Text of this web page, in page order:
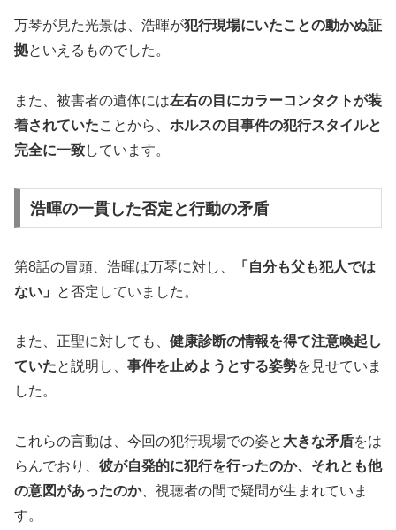
万琴が見た光景は、浩暉が犯行現場にいたことの動かぬ証
拠といえるものでした。
また、被害者の遺体には左右の目にカラーコンタクトが装
着されていたことから、 ホルスの目事件の犯行スタイルと
完全に一致しています。
浩暉の一貫した否定と行動の矛盾
第8話の冒頭、浩暉は万琴に対し、
「自分も父も犯人では
ない」
と否定していました。
また、正聖に対しても、 健康診断の情報を得て注意喚起し
ていたと説明し、 事件を止めようとする姿勢を見せていま
した。
これらの言動は、今回の犯行現場での姿と 大きな矛盾をは
らんでおり、 彼が自発的に犯行を行ったのか、それとも他
の意図があったのか、視聴者の間で疑問が生まれていま
す。